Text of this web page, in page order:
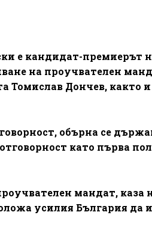
е кандидат-премиерът
на проучвателен
Томислав Дончев, както
обърна се
като първа
мандат, каза
усилия България да